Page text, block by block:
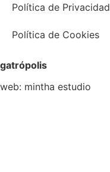
Política de Privacidad
Política de Cookies
gatrópolis
web: mintha estudio